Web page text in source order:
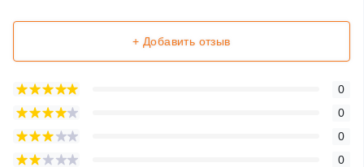
+ Добавить отзыв
0
0
0
0